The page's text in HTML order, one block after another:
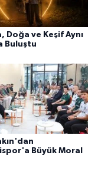
Doğa ve Keşif Aynı
Buluştu
Büyük Moral